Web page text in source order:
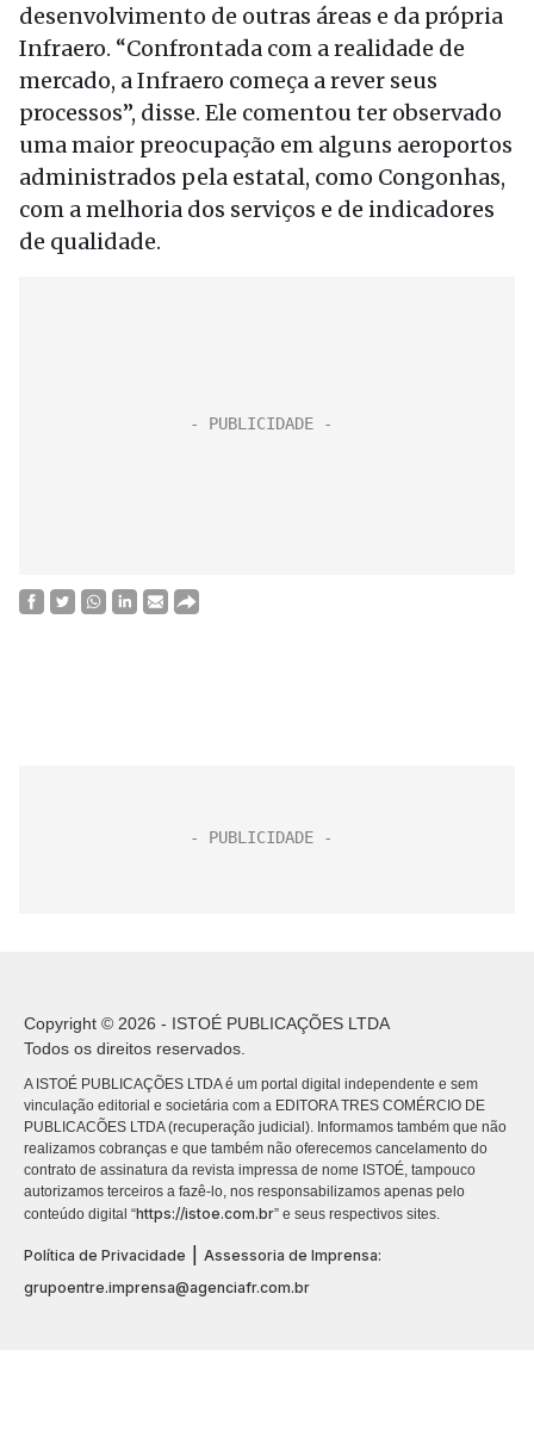
desenvolvimento de outras áreas e da própria
Infraero. “Confrontada com a realidade de
mercado, a Infraero começa a rever seus
processos”, disse. Ele comentou ter observado
uma maior preocupação em alguns aeroportos
administrados pela estatal, como Congonhas,
com a melhoria dos serviços e de indicadores
de qualidade.
Copyright © 2026 - ISTOÉ PUBLICAÇÕES LTDA
Todos os direitos reservados.
A ISTOÉ PUBLICAÇÕES LTDA é um portal digital independente e sem
vinculação editorial e societária com a EDITORA TRES COMÉRCIO DE
PUBLICACÕES LTDA (recuperação judicial). Informamos também que não
realizamos cobranças e que também não oferecemos cancelamento do
contrato de assinatura da revista impressa de nome ISTOÉ, tampouco
autorizamos terceiros a fazê-lo, nos responsabilizamos apenas pelo
conteúdo digital “https://istoe.com.br” e seus respectivos sites.
Política de Privacidade
Assessoria de Imprensa:
grupoentre.imprensa@agenciafr.com.br